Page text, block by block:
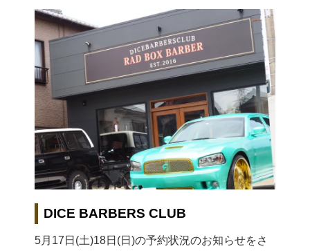
DICE BARBERS CLUB
5月17日(土)18日(日)の予約状況のお知らせをさ